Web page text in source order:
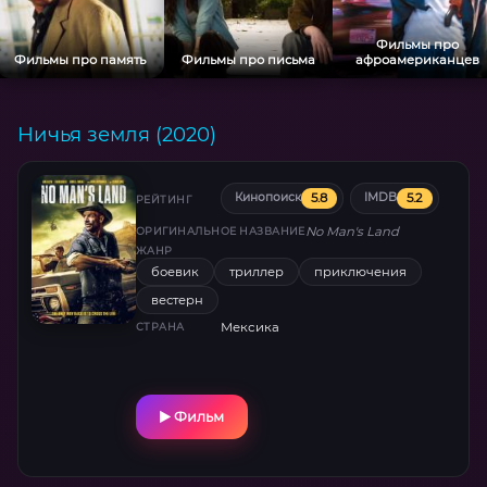
Фильмы про память Фильмы про письма
Фильмы про
афроамериканцев
Ничья земля (2020)
РЕЙТИНГ Кинопоиск 5.8 IMDB 5.2
ОРИГИНАЛЬНОЕ НАЗВАНИЕNo Man's Land
ЖАНР
боевик триллер
приключения
вестерн
СТРАНА Мексика
Фильм